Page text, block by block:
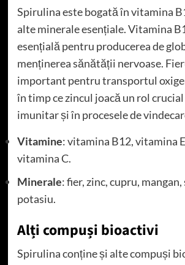
Spirulina este bogată în vitamina
alte minerale esențiale. Vitamina
esențială pentru producerea de
menținerea sănătății nervoase.
important pentru transportul
în timp ce zincul joacă un rol
imunitar și în procesele de
Vitamine: vitamina B12, vitamina
vitamina C.
Minerale: fier, zinc, cupru,
potasiu.
Alți compuși bioactivi
Spirulina conține și alte compuși